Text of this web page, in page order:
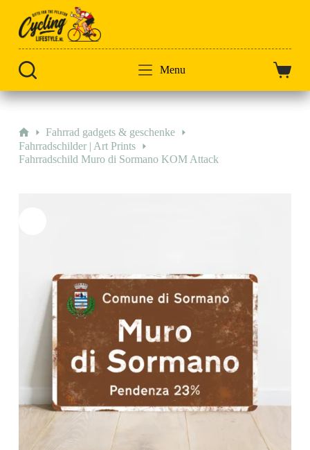
Inhalt
springen
Menu
StartFahrrad gadgets & geschenke
Fahrradschilder | Art Prints
Fahrradschild Muro di Sormano KOM Attack